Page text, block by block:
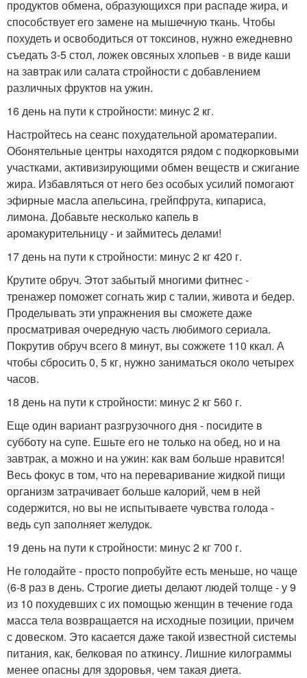
продуктов обмена, образующихся при распаде жира, и
способствует его замене на мышечную ткань. Чтобы
похудеть и освободиться от токсинов, нужно ежедневно
съедать 3-5 стол, ложек овсяных хлопьев - в виде каши
на завтрак или салата стройности с добавлением
различных фруктов на ужин.
16 день на пути к стройности: минус 2 кг.
Настройтесь на сеанс похудательной ароматерапии.
Обонятельные центры находятся рядом с подкорковыми
участками, активизирующими обмен веществ и сжигание
жира. Избавляться от него без особых усилий помогают
эфирные масла апельсина, грейпфрута, кипариса,
лимона. Добавьте несколько капель в
аромакурительницу - и займитесь делами!
17 день на пути к стройности: минус 2 кг 420 г.
Крутите обруч. Этот забытый многими фитнес -
тренажер поможет согнать жир с талии, живота и бедер.
Проделывать эти упражнения вы сможете даже
просматривая очередную часть любимого сериала.
Покрутив обруч всего 8 минут, вы сожжете 110 ккал. А
чтобы сбросить 0, 5 кг, нужно заниматься около четырех
часов.
18 день на пути к стройности: минус 2 кг 560 г.
Еще один вариант разгрузочного дня - посидите в
субботу на супе. Ешьте его не только на обед, но и на
завтрак, а можно и на ужин: как вам больше нравится!
Весь фокус в том, что на переваривание жидкой пищи
организм затрачивает больше калорий, чем в ней
содержится, но вы не испытываете чувства голода -
ведь суп заполняет желудок.
19 день на пути к стройности: минус 2 кг 700 г.
Не голодайте - просто попробуйте есть меньше, но чаще
(6-8 раз в день. Строгие диеты делают людей толще - у 9
из 10 похудевших с их помощью женщин в течение года
масса тела возвращается на исходные позиции, причем
с довеском. Это касается даже такой известной системы
питания, как, белковая по аткинсу. Лишние килограммы
менее опасны для здоровья, чем такая диета.